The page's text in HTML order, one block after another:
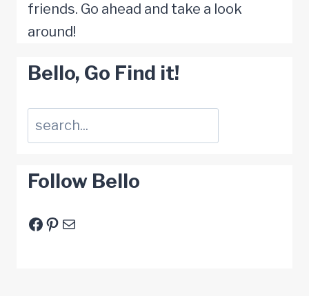
friends. Go ahead and take a look
around!
Bello, Go Find it!
Suchen
Follow Bello
Facebook
Pinterest
E-Mail